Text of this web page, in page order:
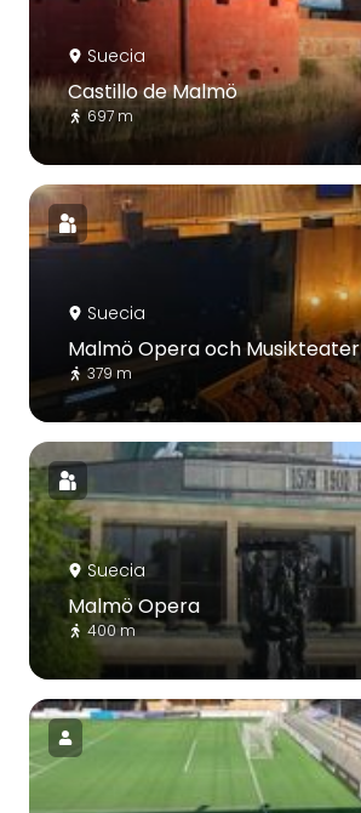
Suecia
Castillo de Malmö
697 m
Suecia
Malmö Opera och Musikteater
379 m
Suecia
Malmö Opera
400 m